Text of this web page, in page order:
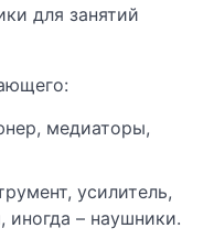
для занятий
медиаторы,
усилитель,
иногда – наушники.